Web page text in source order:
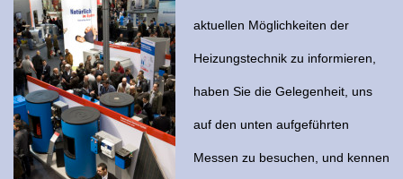
aktuellen Möglichkeiten der
Heizungstechnik zu informieren,
haben Sie die Gelegenheit, uns
auf den unten aufgeführten
Messen zu besuchen, und kennen